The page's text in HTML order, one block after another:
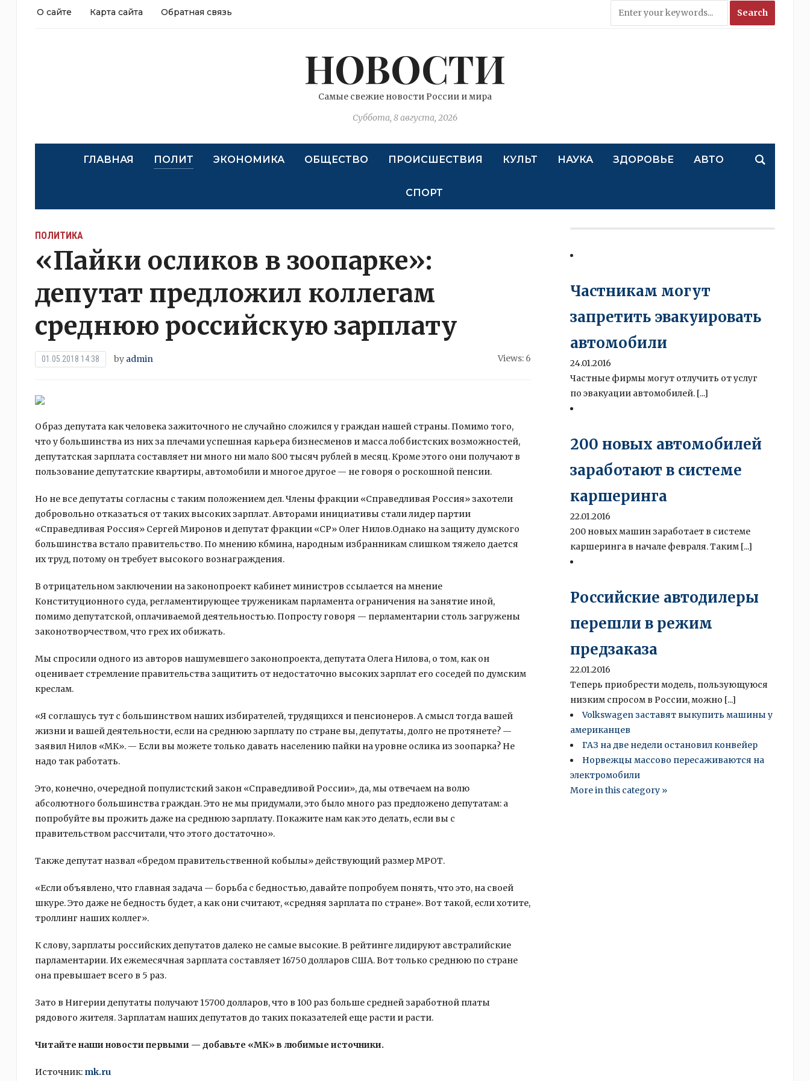
О сайте Карта сайта Обратная связь
НОВОСТИ
Самые свежие новости России и мира
Суббота, 8 августа, 2026
ГЛАВНАЯ ПОЛИТ ЭКОНОМИКА ОБЩЕСТВО ПРОИСШЕСТВИЯ КУЛЬТ НАУКА ЗДОРОВЬЕ АВТО
СПОРТ
ПОЛИТИКА
«Пайки осликов в зоопарке»:
депутат предложил коллегам
среднюю российскую зарплату
01.05.2018 14:38 by admin Views: 6
Образ депутата как человека зажиточного не случайно сложился у граждан нашей страны. Помимо того,
что у большинства из них за плечами успешная карьера бизнесменов и масса лоббистских возможностей,
депутатская зарплата составляет ни много ни мало 800 тысяч рублей в месяц. Кроме этого они получают в
пользование депутатские квартиры, автомобили и многое другое — не говоря о роскошной пенсии.
Но не все депутаты согласны с таким положением дел. Члены фракции «Справедливая Россия» захотели
добровольно отказаться от таких высоких зарплат. Авторами инициативы стали лидер партии
«Справедливая Россия» Сергей Миронов и депутат фракции «СР» Олег Нилов.Однако на защиту думского
большинства встало правительство. По мнению кбмина, народным избранникам слишком тяжело дается
их труд, потому он требует высокого вознаграждения.
В отрицательном заключении на законопроект кабинет министров ссылается на мнение
Конституционного суда, регламентирующее труженикам парламента ограничения на занятие иной,
помимо депутатской, оплачиваемой деятельностью. Попросту говоря — перламентарии столь загружены
законотворчеством, что грех их обижать.
Мы спросили одного из авторов нашумевшего законопроекта, депутата Олега Нилова, о том, как он
оценивает стремление правительства защитить от недостаточно высоких зарплат его соседей по думским
креслам.
«Я соглашусь тут с большинством наших избирателей, трудящихся и пенсионеров. А смысл тогда вашей
жизни и вашей деятельности, если на среднюю зарплату по стране вы, депутаты, долго не протянете? —
заявил Нилов «МК». — Если вы можете только давать населению пайки на уровне ослика из зоопарка? Не
надо так работать.
Это, конечно, очередной популистский закон «Справедливой России», да, мы отвечаем на волю
абсолютного большинства граждан. Это не мы придумали, это было много раз предложено депутатам: а
попробуйте вы прожить даже на среднюю зарплату. Покажите нам как это делать, если вы с
правительством рассчитали, что этого достаточно».
Также депутат назвал «бредом правительственной кобылы» действующий размер МРОТ.
«Если объявлено, что главная задача — борьба с бедностью, давайте попробуем понять, что это, на своей
шкуре. Это даже не бедность будет, а как они считают, «средняя зарплата по стране». Вот такой, если хотите,
троллинг наших коллег».
К слову, зарплаты российских депутатов далеко не самые высокие. В рейтинге лидируют австралийские
парламентарии. Их ежемесячная зарплата составляет 16750 долларов США. Вот только среднюю по стране
она превышает всего в 5 раз.
Зато в Нигерии депутаты получают 15700 долларов, что в 100 раз больше средней заработной платы
рядового жителя. Зарплатам наших депутатов до таких показателей еще расти и расти.
Читайте наши новости первыми — добавьте «МК» в любимые источники.
Источник: mk.ru
Частникам могут
запретить эвакуировать
автомобили
24.01.2016
Частные фирмы могут отлучить от услуг
по эвакуации автомобилей. [...]
200 новых автомобилей
заработают в системе
каршеринга
22.01.2016
200 новых машин заработает в системе
каршеринга в начале февраля. Таким [...]
Российские автодилеры
перешли в режим
предзаказа
22.01.2016
Теперь приобрести модель, пользующуюся
низким спросом в России, можно [...]
Volkswagen заставят выкупить машины у
американцев
ГАЗ на две недели остановил конвейер
Норвежцы массово пересаживаются на
электромобили
More in this category »